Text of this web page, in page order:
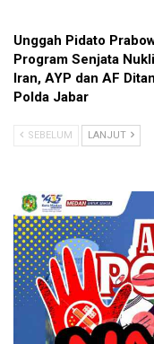
Unggah Pidato
Program Senjata
Iran, AYP dan AF
Polda Jabar
SEBELUM LANJUT